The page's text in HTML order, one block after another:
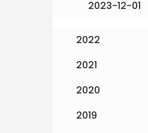
2023-12-01
2022
2021
2020
2019